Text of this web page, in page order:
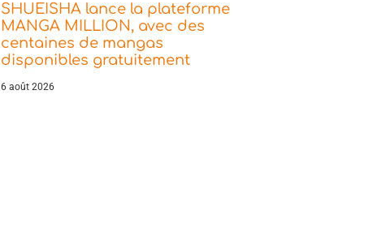
SHUEISHA lance la plateforme
MANGA MILLION, avec des
centaines de mangas
disponibles gratuitement
6 août 2026